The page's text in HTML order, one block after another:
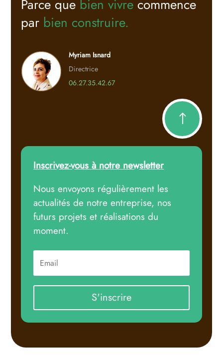
Parce que bien vivrecommence
par bien construire.
Myriam Isnard
Directrice
06.27.35.42.67
Inscrivez-vous à notre newsletter
Nous envoyons régulièrement les
actualités de notre entreprise, nos
futurs projets et réalisations du
moment.
S'inscrire
!